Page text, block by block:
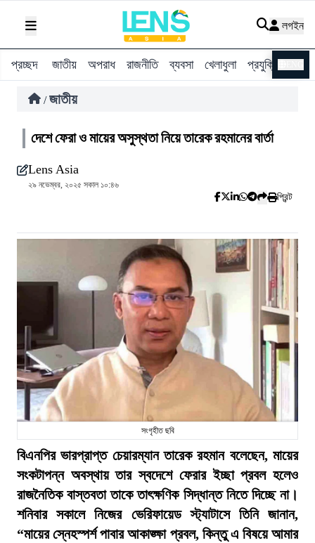
লগইন
প্রচ্ছদ জাতীয় অপরাধ রাজনীতি ব্যবসা খেলাধুলা প্রযুক্তি
/ জাতীয়
দেশে ফেরা ও মায়ের অসুস্থতা নিয়ে তারেক রহমানের বার্তা
Lens Asia
২৯ নভেম্বর, ২০২৫ সকাল ১০:৪৬
প্রিন্ট
সংগৃহীত ছবি
বিএনপির ভারপ্রাপ্ত চেয়ারম্যান তারেক রহমান বলেছেন, মায়ের
সংকটাপন্ন অবস্থায় তার স্বদেশে ফেরার ইচ্ছা প্রবল হলেও
রাজনৈতিক বাস্তবতা তাকে তাৎক্ষণিক সিদ্ধান্ত নিতে দিচ্ছে না।
শনিবার সকালে নিজের ভেরিফায়েড স্ট্যাটাসে তিনি জানান,
“মায়ের স্নেহস্পর্শ পাবার আকাঙ্ক্ষা প্রবল, কিন্তু এ বিষয়ে আমার